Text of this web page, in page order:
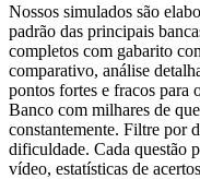
Nossos simulados são
padrão das principais
completos com gabarito
comparativo, análise
pontos fortes e fracos para
Banco com milhares de
constantemente. Filtre por
dificuldade. Cada questão
vídeo, estatísticas de